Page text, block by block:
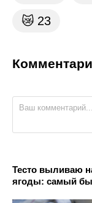
😿 23
Тесто выливаю
ягоды: самый